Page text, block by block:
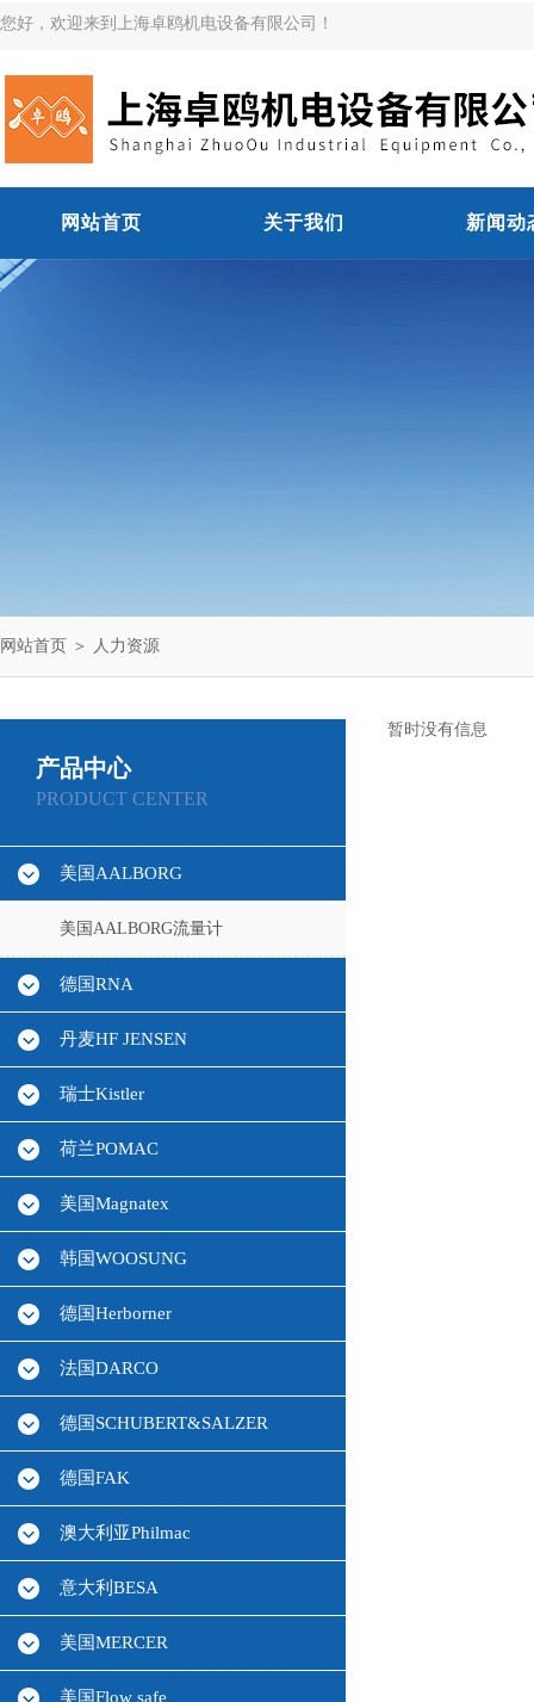
您好，欢迎来到上海卓鸥机电设备有限公司！
网站首页 关于我们 新闻动
网站首页 ＞ 人力资源
产品中心
PRODUCT CENTER
美国AALBORG
美国AALBORG流量计
德国RNA
丹麦HF JENSEN
瑞士Kistler
荷兰POMAC
美国Magnatex
韩国WOOSUNG
德国Herborner
法国DARCO
德国SCHUBERT&SALZER
德国FAK
澳大利亚Philmac
意大利BESA
美国MERCER
美国Flow safe
暂时没有信息